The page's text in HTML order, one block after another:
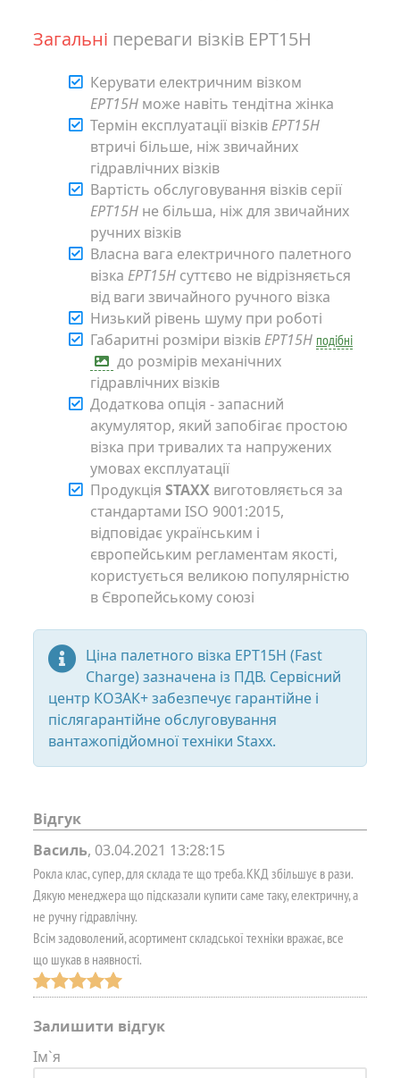
Загальні переваги візків EPT15H
Керувати електричним візком
EPT15H може навіть тендітна жінка
Термін експлуатації візківEPT15H
втричі більше, ніж звичайних
гідравлічних візків
Вартість обслуговування візків серії
EPT15H не більша, ніж для звичайних
ручних візків
Власна вага електричного палетного
візка EPT15H суттєво не відрізняється
від ваги звичайного ручного візка
Низький рівень шуму при роботі
Габаритні розміри візківEPT15H подібні
до розмірів механічних
гідравлічних візків
Додаткова опція - запасний
акумулятор, який запобігає простою
візка при тривалих та напружених
умовах експлуатації
Продукція STAXX виготовляється за
стандартами ISO 9001:2015,
відповідає українським і
європейським регламентам якості,
користується великою популярністю
в Європейському союзі
Ціна палетного візка EPT15H (Fast
Charge) зазначена із ПДВ. Сервісний
центр КОЗАК+ забезпечує гарантійне і
післягарантійне обслуговування
вантажопідйомної техніки Staxx.
Відгук
Василь, 03.04.2021 13:28:15
Рокла клас, супер, для склада те що треба. ККД збільшує в рази.
Дякую менеджера що підсказали купити саме таку, електричну, а
не ручну гідравлічну.
Всім задоволений, асортимент складської техніки вражає, все
що шукав в наявності.
Залишити відгук
Ім`я